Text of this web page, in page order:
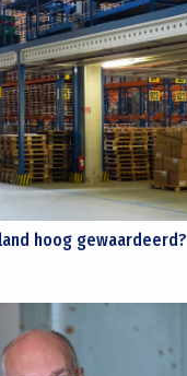
hoog gewaardeerd?